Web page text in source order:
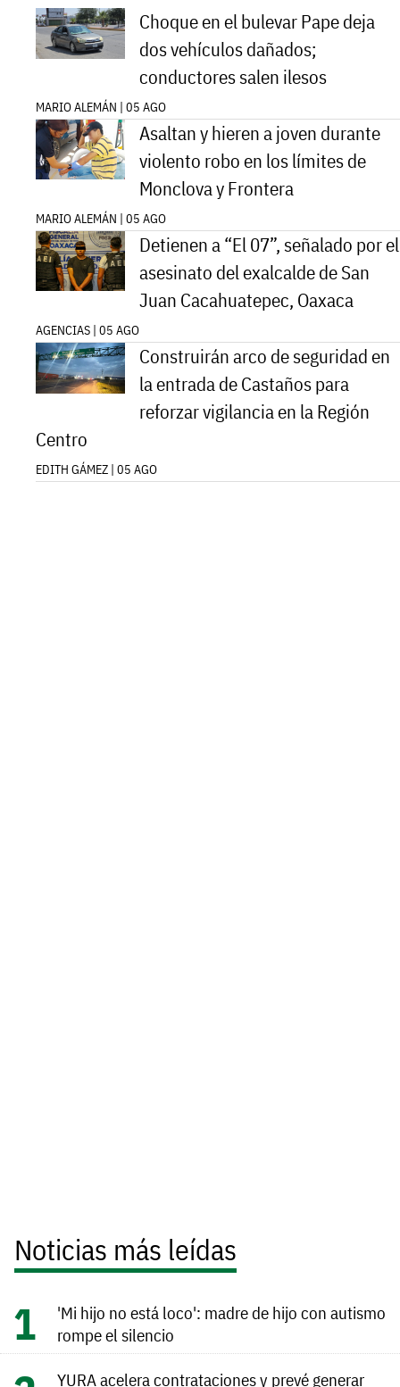
Choque en el bulevar Pape deja
dos vehículos dañados;
conductores salen ilesos
MARIO ALEMÁN | 05 AGO
Asaltan y hieren a joven durante
violento robo en los límites de
Monclova y Frontera
MARIO ALEMÁN | 05 AGO
Detienen a “El 07”, señalado por el
asesinato del exalcalde de San
Juan Cacahuatepec, Oaxaca
AGENCIAS | 05 AGO
Construirán arco de seguridad en
la entrada de Castaños para
reforzar vigilancia en la Región
Centro
EDITH GÁMEZ | 05 AGO
Noticias más leídas
'Mi hijo no está loco': madre de hijo con autismo
rompe el silencio
YURA acelera contrataciones y prevé generar